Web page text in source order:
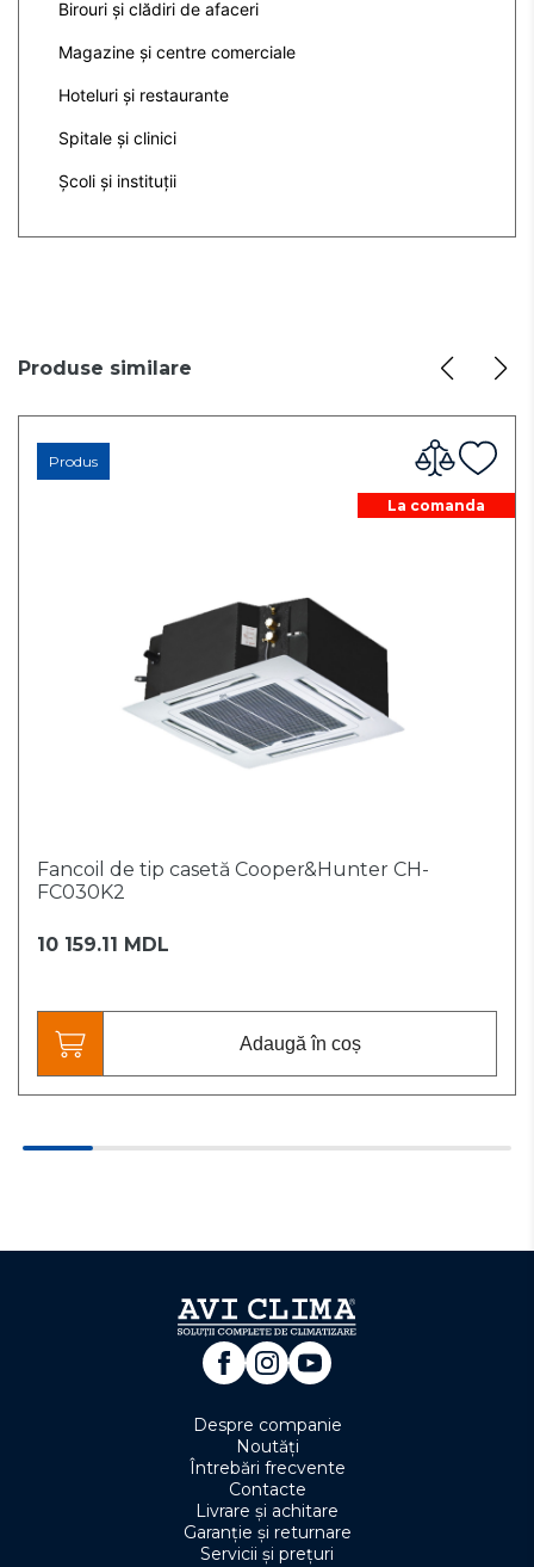
Birouri și clădiri de afaceri
Magazine și centre comerciale
Hoteluri și restaurante
Spitale și clinici
Școli și instituții
Produse similare
La comanda
Produs
Fancoil de tip casetă Cooper&Hunter CH-
FC030K2
10 159.11 MDL
Adaugă în coș
Despre companie
Noutăți
Întrebări frecvente
Contacte
Livrare și achitare
Garanție și returnare
Servicii și prețuri